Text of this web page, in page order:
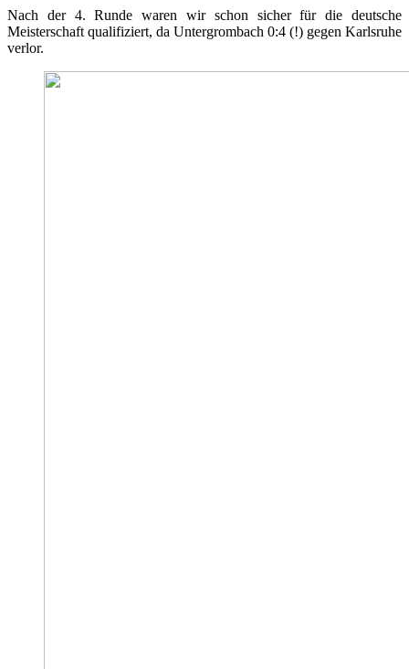
Nach der 4. Runde waren wir schon sicher für die deutsche
Meisterschaft qualifiziert, da Untergrombach 0:4 (!) gegen Karlsruhe
verlor.